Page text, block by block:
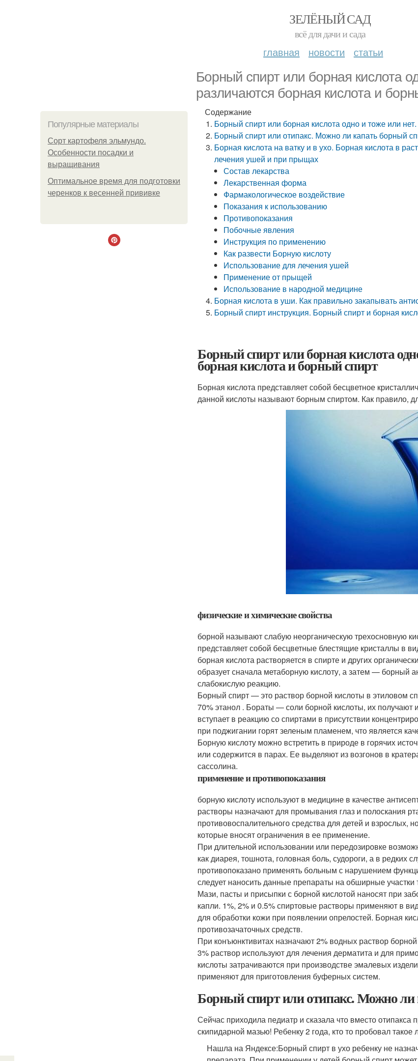
ЗЕЛЁНЫЙ САД
всё для дачи и сада
главная новости статьи
Борный спирт или борная кислота
различаются борная кислота и
Популярные материалы
Сорт картофеля эльмундо.
Особенности посадки и
выращивания
Оптимальное время для подготовки
черенков к весенней прививке
Содержание
Борный спирт или борная кислота одно и тоже или
Борный спирт или отипакс. Можно ли капать борный
Борная кислота на ватку и в ухо. Борная кислота в
лечения ушей и при прыщах
Состав лекарства
Лекарственная форма
Фармакологическое воздействие
Показания к использованию
Противопоказания
Побочные явления
Инструкция по применению
Как развести Борную кислоту
Использование для лечения ушей
Применение от прыщей
Использование в народной медицине
Борная кислота в уши. Как правильно закапывать
Борный спирт инструкция. Борный спирт и борная
Борный спирт или борная кислота
борная кислота и борный спирт
Борная кислота представляет собой бесцветное
данной кислоты называют борным спиртом. Как правило,
физические и химические свойства
борной называют слабую неорганическую трехосновную
представляет собой бесцветные блестящие кристаллы в
борная кислота растворяется в спирте и других
образует сначала метаборную кислоту, а затем — борный
слабокислую реакцию.
Борный спирт — это раствор борной кислоты в этиловом
70% этанол . Бораты — соли борной кислоты, их получают
вступает в реакцию со спиртами в присутствии
при поджигании горят зеленым пламенем, что является
Борную кислоту можно встретить в природе в горячих
или содержится в парах. Ее выделяют из возгонов в
сассолина.
применение и противопоказания
борную кислоту используют в медицине в качестве
растворы назначают для промывания глаз и полоскания
противовоспалительного средства для детей и
которые вносят ограничения в ее применение.
При длительной использовании или передозировке
как диарея, тошнота, головная боль, судороги, а в редких
противопоказано применять больным с нарушением
следует наносить данные препараты на обширные участки
Мази, пасты и присыпки с борной кислотой наносят при
капли. 1%, 2% и 0.5% спиртовые растворы применяют в
для обработки кожи при появлении опрелостей. Борная
противозачаточных средств.
При конъюнктивитах назначают 2% водных раствор
3% раствор используют для лечения дерматита и для
кислоты затрачиваются при производстве эмалевых
применяют для приготовления буферных систем.
Борный спирт или отипакс. Можно ли
Сейчас приходила педиатр и сказала что вместо
скипидарной мазью! Ребенку 2 года, кто то пробовал такое
Нашла на Яндексе:Борный спирт в ухо ребенку не